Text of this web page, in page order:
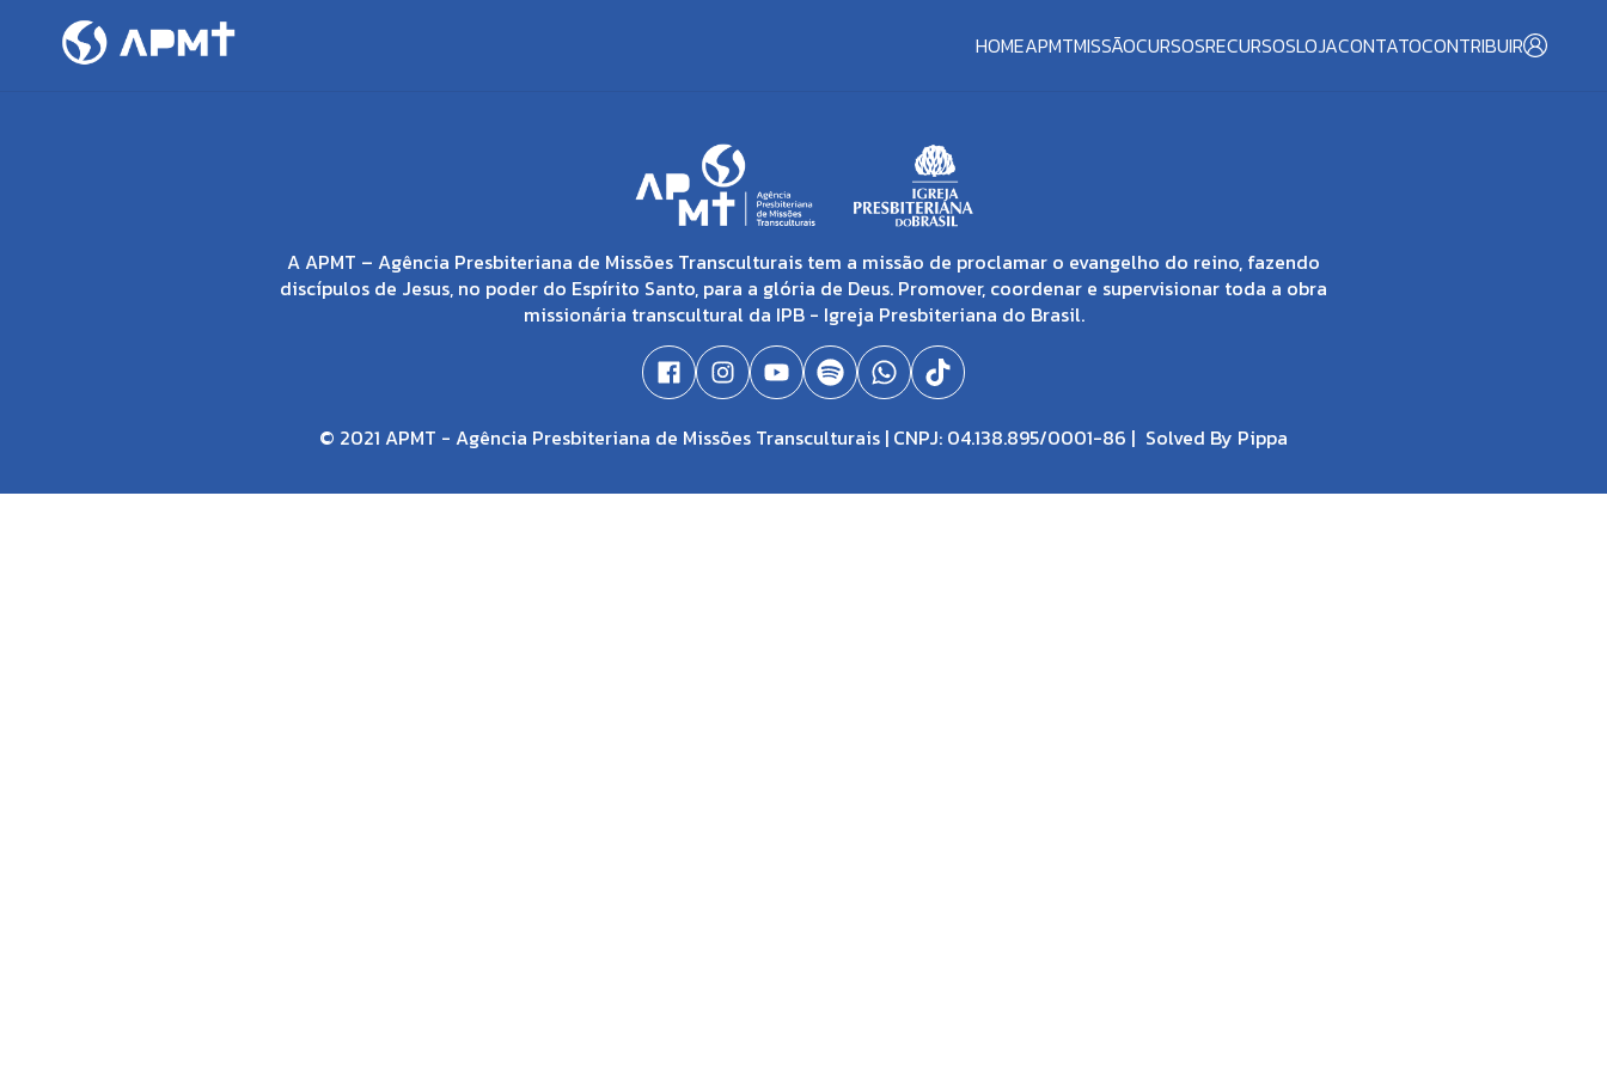
HOMEAPMTMISSÃOCURSOSRECURSOSLOJACONTATOCONTRIBUIR
A APMT – Agência Presbiteriana de Missões Transculturais tem a missão de proclamar o evangelho do reino, fazendo
discípulos de Jesus, no poder do Espírito Santo, para a glória de Deus. Promover, coordenar e supervisionar toda a obra
missionária transcultural da IPB - Igreja Presbiteriana do Brasil.
© 2021 APMT - Agência Presbiteriana de Missões Transculturais | CNPJ: 04.138.895/0001-86 | Solved By Pippa